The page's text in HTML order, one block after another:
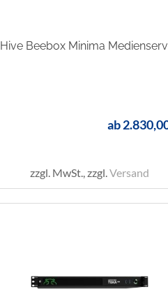
Hive Beebox Minima
ab
zzgl. MwSt., zzgl.Versand